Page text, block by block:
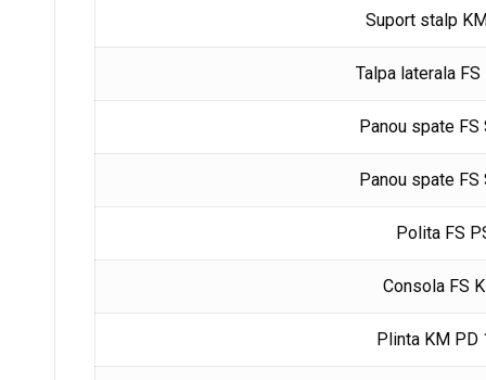
Suport stalp
Talpa laterala
Panou spate FS
Panou spate FS
Polita FS
Consola FS
Plinta KM PD